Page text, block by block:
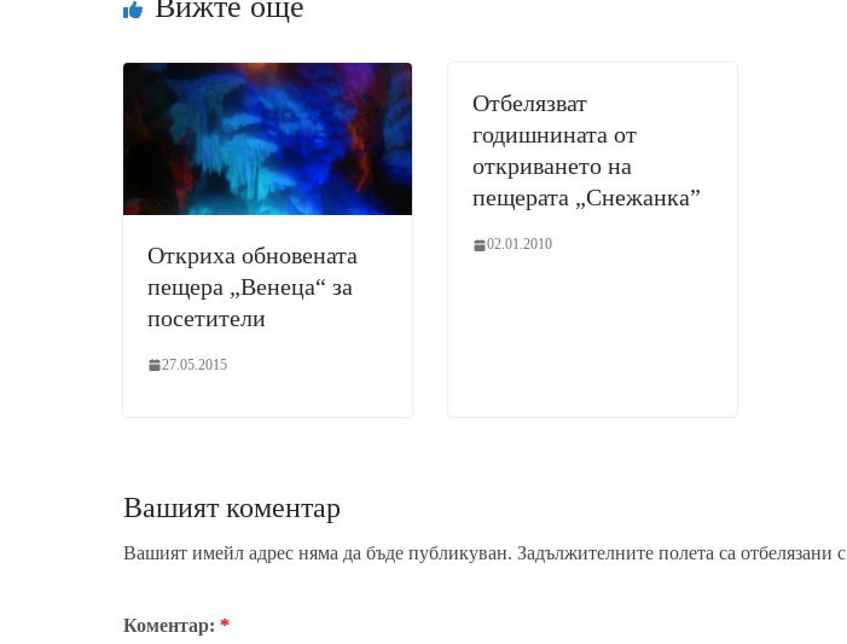
Откриха обновената
пещера „Венеца“ за
посетители
27.05.2015
Отбелязват
годишнината от
откриването на
пещерата „Снежанка”
02.01.2010
Вашият коментар
Вашият имейл адрес няма да бъде публикуван. Задължителните полета са отбелязани с
Коментар: *